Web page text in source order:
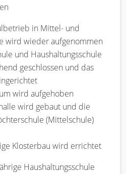
in Mittel- und
wird wieder aufgenommen
und Haushaltungsschule
geschlossen und das
wird aufgehoben
wird gebaut und die
(Mittelschule)
Klosterbau wird errichtet
Haushaltungsschule